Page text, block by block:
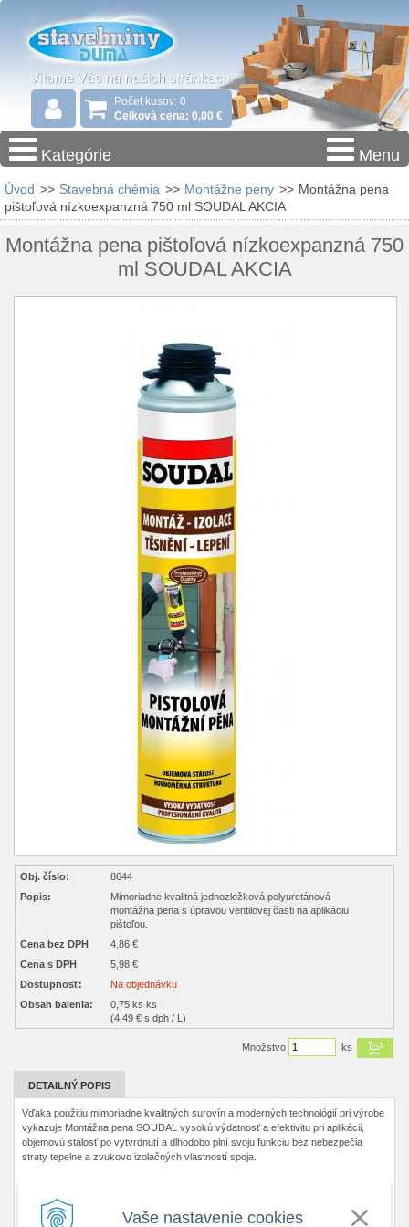
Vaše nastavenie cookies
Počet kusov: 0
Celková cena: 0,00 €
Kategórie Menu
Úvod >> Stavebná chémia >> Montážne peny >> Montážna pena
pištoľová nízkoexpanzná 750 ml SOUDAL AKCIA
Montážna pena pištoľová nízkoexpanzná 750
ml SOUDAL AKCIA
Obj. číslo:
8644
Popis:
Mimoriadne kvalitná jednozložková polyuretánová
montážna pena s úpravou ventilovej časti na aplikáciu
pištoľou.
Cena bez DPH
4,86 €
Cena s DPH
5,98 €
Dostupnosť:
Na objednávku
Obsah balenia:
0,75 ks ks
(4,49 € s dph / L)
Množstvo ks
DETAILNÝ POPIS
Vďaka použitiu mimoriadne kvalitných surovín a moderných technológií pri výrobe
vykazuje Montážna pena SOUDAL vysokú výdatnosť a efektivitu pri aplikácii,
objemovú stálosť po vytvrdnutí a dlhodobo plní svoju funkciu bez nebezpečia
straty tepelne a zvukovo izolačných vlastností spoja.
vynikajúca priľnavosť na väčšinu materiálov